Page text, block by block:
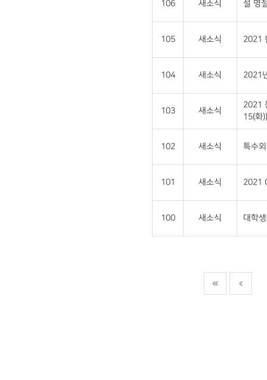
106 새소식 설 명
105 새소식 2021
104 새소식 2021
103 새소식
2021
15(화))
102 새소식 특수
101 새소식 2021
100 새소식 대학